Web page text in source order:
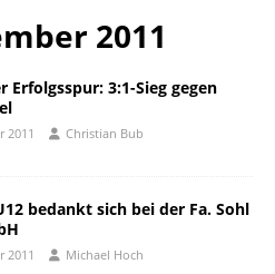
2011
Erfolgsspur: 3:1-Sieg gegen
2011 Christian Bub
bedankt sich bei der Fa. Sohl
2011 Michael Hoch